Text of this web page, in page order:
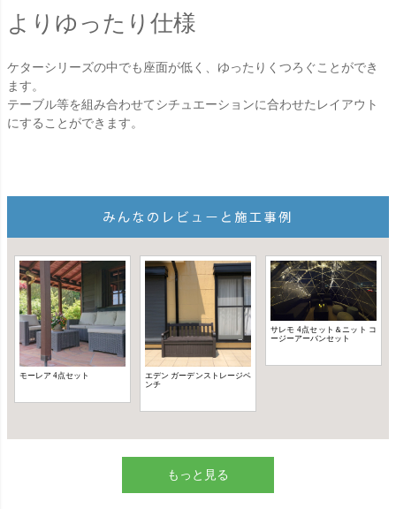
よりゆったり仕様
ケターシリーズの中でも座面が低く、ゆったりくつろぐことができ
ます。
テーブル等を組み合わせてシチュエーションに合わせたレイアウト
にすることができます。
もっと見る